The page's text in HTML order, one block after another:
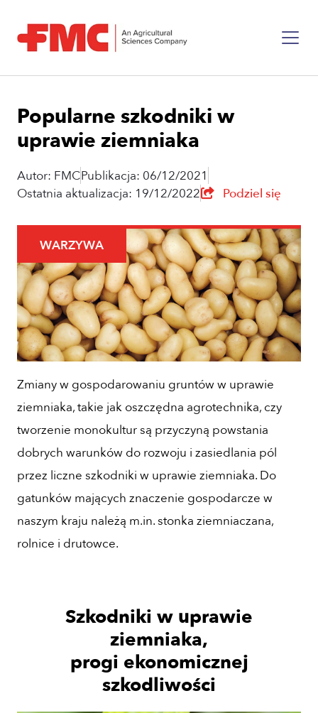
Popularne szkodniki w
uprawie ziemniaka
Autor: FMCPublikacja: 06/12/2021
Ostatnia aktualizacja: 19/12/2022
Podziel się
WARZYWA
Zmiany w gospodarowaniu gruntów w uprawie
ziemniaka, takie jak oszczędna agrotechnika, czy
tworzenie monokultur są przyczyną powstania
dobrych warunków do rozwoju i zasiedlania pól
przez liczne szkodniki w uprawie ziemniaka. Do
gatunków mających znaczenie gospodarcze w
naszym kraju należą m.in. stonka ziemniaczana,
rolnice i drutowce.
Szkodniki w uprawie
ziemniaka,
progi ekonomicznej
szkodliwości